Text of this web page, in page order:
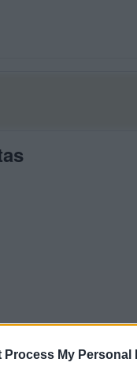
Process My Personal